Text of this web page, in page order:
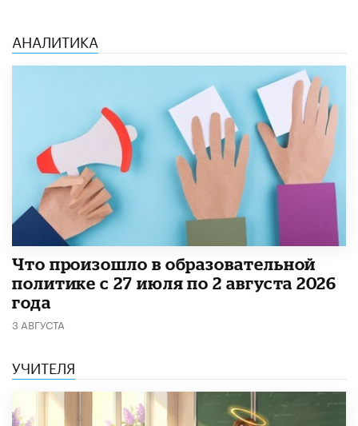
АНАЛИТИКА
​Что произошло в образовательной
политике с 27 июля по 2 августа 2026
года
3 АВГУСТА
УЧИТЕЛЯ